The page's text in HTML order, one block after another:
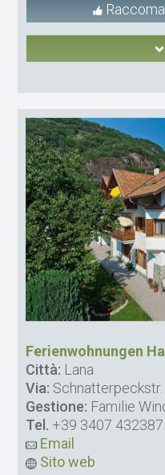
Ferienwohnungen
Città: Lana
Via: Schnatterpeckstr.
Gestione: Familie
Tel. +39 3407 432387
Email
Sito web